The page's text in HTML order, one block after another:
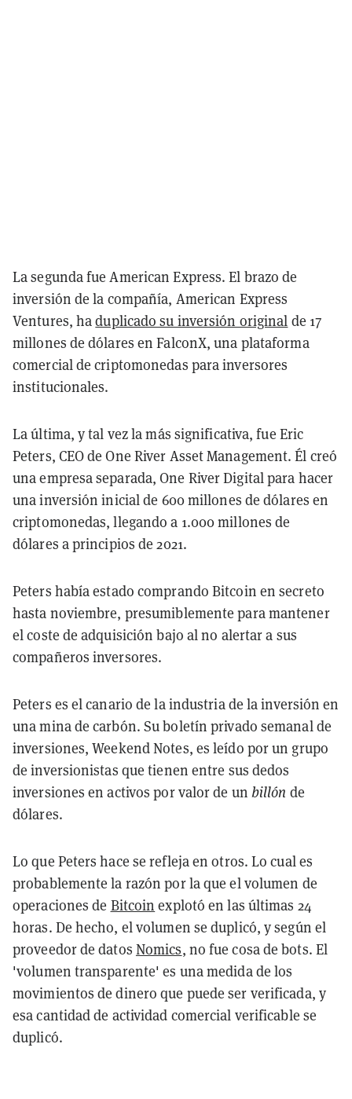
La segunda fue American Express. El brazo de
inversión de la compañía, American Express
Ventures, haduplicado su inversión original de 17
millones de dólares en FalconX, una plataforma
comercial de criptomonedas para inversores
institucionales.
La última, y tal vez la más significativa, fue Eric
Peters, CEO de One River Asset Management. Él creó
una empresa separada, One River Digital para hacer
una inversión inicial de 600 millones de dólares en
criptomonedas, llegando a 1.000 millones de
dólares a principios de 2021.
Peters había estado comprando Bitcoin en secreto
hasta noviembre, presumiblemente para mantener
el coste de adquisición bajo al no alertar a sus
compañeros inversores.
Peters es el canario de la industria de la inversión en
una mina de carbón. Su boletín privado semanal de
inversiones, Weekend Notes, es leído por un grupo
de inversionistas que tienen entre sus dedos
inversiones en activos por valor de un billón de
dólares.
Lo que Peters hace se refleja en otros. Lo cual es
probablemente la razón por la que el volumen de
operaciones de Bitcoin explotó en las últimas 24
horas. De hecho, el volumen se duplicó, y según el
proveedor de datos Nomics, no fue cosa de bots. El
'volumen transparente' es una medida de los
movimientos de dinero que puede ser verificada, y
esa cantidad de actividad comercial verificable se
duplicó.